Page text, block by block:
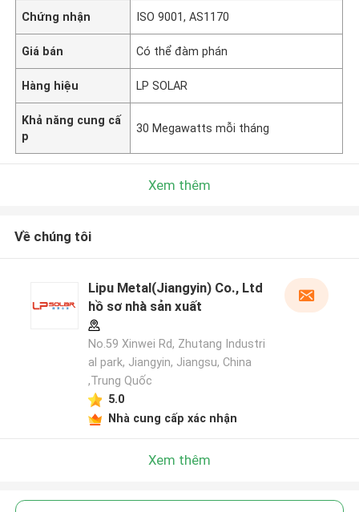
Chứng nhận ISO 9001, AS1170
Giá bán Có thể đàm phán
Hàng hiệu LP SOLAR
Khả năng cung cấ
p
30 Megawatts mỗi tháng
Xem thêm
Về chúng tôi
Lipu Metal(Jiangyin) Co., Ltd
hồ sơ nhà sản xuất
No.59 Xinwei Rd, Zhutang Industri
al park, Jiangyin, Jiangsu, China
,Trung Quốc
5.0
Nhà cung cấp xác nhận
Xem thêm